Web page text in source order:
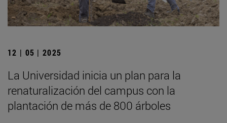
12 | 05 | 2025
La Universidad inicia un plan para la
renaturalización del campus con la
plantación de más de 800 árboles